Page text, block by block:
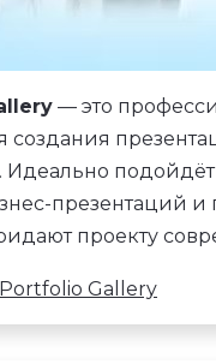
— это
создания
Идеально
презентаций
проекту
Gallery